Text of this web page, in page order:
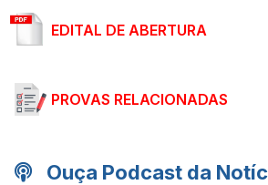
EDITAL DE ABERTURA
PROVAS RELACIONADAS
Ouça Podcast da Notíc